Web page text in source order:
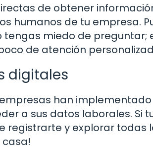
de obtener
humanos de tu empresa.
tengas miedo de
de atención
digitales
han
a sus datos laborales. Si
y explorar todas